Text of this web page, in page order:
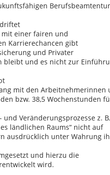
einer fairen und
Karrierechancen gibt
und Privater
bleibt und es nicht zur
mit den Arbeitnehmerinnen
bzw. 38,5 Wochenstunden
Veränderungsprozesse z.
ländlichen Raums“ nicht auf
ausdrücklich unter Wahrung
und hierzu die
wird.